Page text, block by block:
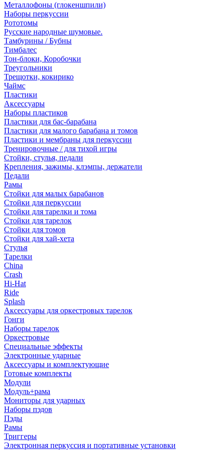
Металлофоны (глокеншпили)
Наборы перкуссии
Рототомы
Русские народные шумовые.
Тамбурины / Бубны
Тимбалес
Тон-блоки, Коробочки
Треугольники
Трещотки, кокирико
Чаймс
Пластики
Аксессуары
Наборы пластиков
Пластики для бас-барабана
Пластики для малого барабана и томов
Пластики и мембраны для перкуссии
Тренировочные / для тихой игры
Стойки, стулья, педали
Крепления, зажимы, клэмпы, держатели
Педали
Рамы
Стойки для малых барабанов
Стойки для перкуссии
Стойки для тарелки и тома
Стойки для тарелок
Стойки для томов
Стойки для хай-хета
Стулья
Тарелки
China
Crash
Hi-Hat
Ride
Splash
Аксессуары для оркестровых тарелок
Гонги
Наборы тарелок
Оркестровые
Специальные эффекты
Электронные ударные
Аксессуары и комплектующие
Готовые комплекты
Модули
Модуль+рама
Мониторы для ударных
Наборы пэдов
Пэды
Рамы
Триггеры
Электронная перкуссия и портативные установки